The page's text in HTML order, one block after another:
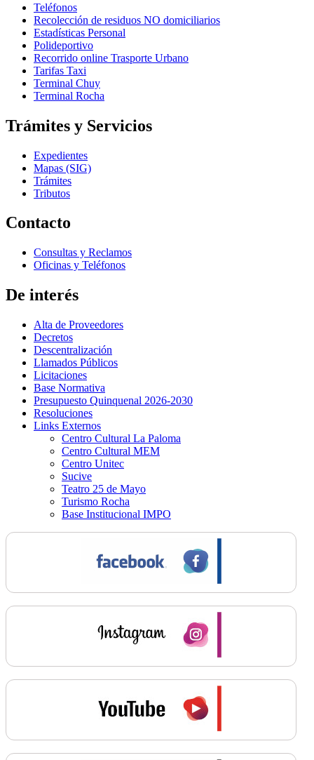
Teléfonos
Recolección de residuos NO domiciliarios
Estadísticas Personal
Polideportivo
Recorrido online Trasporte Urbano
Tarifas Taxi
Terminal Chuy
Terminal Rocha
Trámites y Servicios
Expedientes
Mapas (SIG)
Trámites
Tributos
Contacto
Consultas y Reclamos
Oficinas y Teléfonos
De interés
Alta de Proveedores
Decretos
Descentralización
Llamados Públicos
Licitaciones
Base Normativa
Presupuesto Quinquenal 2026-2030
Resoluciones
Links Externos
Centro Cultural La Paloma
Centro Cultural MEM
Centro Unitec
Sucive
Teatro 25 de Mayo
Turismo Rocha
Base Institucional IMPO